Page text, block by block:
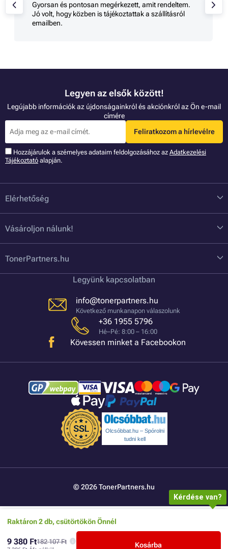
Raktáron 2 db, csütörtökön Önnél
9 380 Ft182 107 Ft Kosárba
Gyorsan és pontosan megérkezett, amit rendeltem.
Jó volt, hogy közben is tájékoztattak a szállításról
emailben.
Legyen az elsők között!
Legújabb információk az újdonságainkról és akciónkról az Ön e-mail
címére
Feliratkozom a hírlevélre
Hozzájárulok a szémelyes adataim feldolgozásához az Adatkezelési
Tájékoztató alapján.
Elérhetőség
Vásároljon nálunk!
TonerPartners.hu
Legyünk kapcsolatban
info@tonerpartners.hu
Következő munkanapon válaszolunk
+36 1955 5796
Hé–Pé: 8:00 – 16:00
Kövessen minket a Facebookon
Olcsóbbat.hu – Spórolni
tudni kell
© 2026 TonerPartners.hu
Kérdése van?